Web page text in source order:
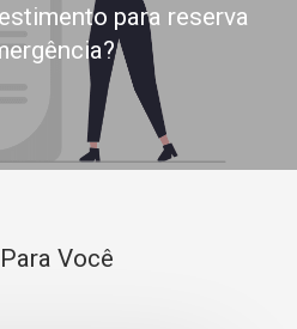
para reserva
Você